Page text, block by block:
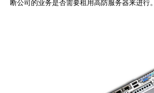
断公司的业务是否需要租用高防服务器来进行。